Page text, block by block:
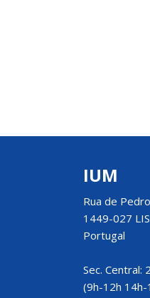
IUM
Rua de
1449-027
Portugal
Sec. Central:
(9h-12h 14h-